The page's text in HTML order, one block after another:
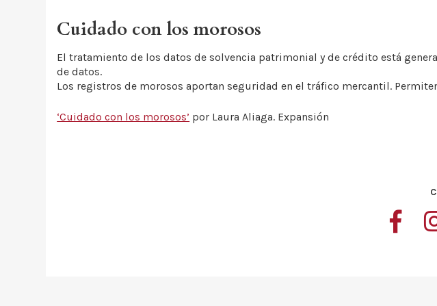
Cuidado con los morosos
El tratamiento de los datos de solvencia patrimonial y de crédito está
de datos.
Los registros de morosos aportan seguridad en el tráfico mercantil.
‘Cuidado con los morosos’ por Laura Aliaga. Expansión